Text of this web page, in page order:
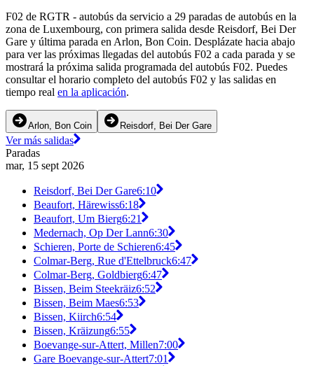
F02 de RGTR - autobús da servicio a 29 paradas de autobús en la
zona de Luxembourg, con primera salida desde Reisdorf, Bei Der
Gare y última parada en Arlon, Bon Coin. Desplázate hacia abajo
para ver las próximas llegadas del autobús F02 a cada parada y se
mostrará la próxima salida programada del autobús F02. Puedes
consultar el horario completo del autobús F02 y las salidas en
tiempo real en la aplicación.
Arlon, Bon Coin Reisdorf, Bei Der Gare
Ver más salidas
Paradas
mar, 15 sept 2026
Reisdorf, Bei Der Gare6:10
Beaufort, Härewiss6:18
Beaufort, Um Bierg6:21
Medernach, Op Der Lann6:30
Schieren, Porte de Schieren6:45
Colmar-Berg, Rue d'Ettelbruck6:47
Colmar-Berg, Goldbierg6:47
Bissen, Beim Steekräiz6:52
Bissen, Beim Maes6:53
Bissen, Kiirch6:54
Bissen, Kräizung6:55
Boevange-sur-Attert, Millen7:00
Gare Boevange-sur-Attert7:01